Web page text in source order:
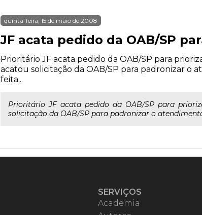
quinta-feira, 15 de maio de 2008
JF acata pedido da OAB/SP
Prioritário JF acata pedido da OAB/SP para
acatou solicitação da OAB/SP para padronizar o
feita...
Prioritário JF acata pedido da OAB/SP para
solicitação da OAB/SP para padronizar o
SERVIÇOS
Academia